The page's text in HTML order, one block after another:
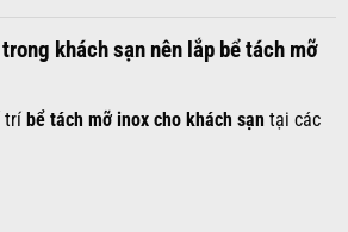
khách sạn nên lắp bể tách mỡ
trí bể tách mỡ inox cho khách sạn tại các